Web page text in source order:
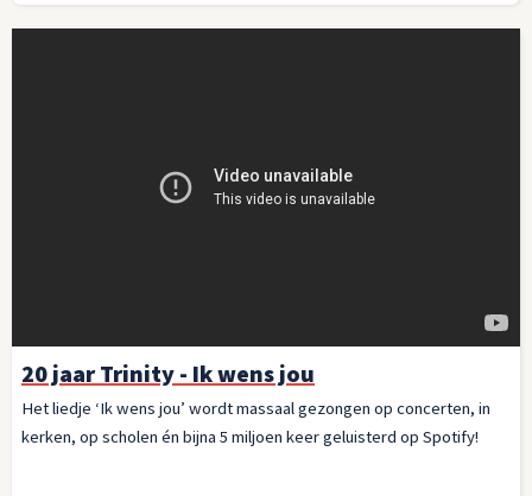
20 jaar Trinity - Ik wens jou
Het liedje ‘Ik wens jou’ wordt massaal gezongen op concerten, in
kerken, op scholen én bijna 5 miljoen keer geluisterd op Spotify!